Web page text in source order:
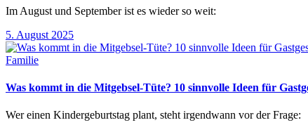
Im August und September ist es wieder so weit:
5. August 2025
Familie
Was kommt in die Mitgebsel-Tüte? 10 sinnvolle Ideen für
Wer einen Kindergeburtstag plant, steht irgendwann vor der Frage: